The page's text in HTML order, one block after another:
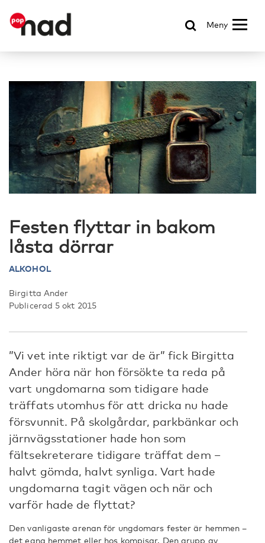
Meny
Festen flyttar in bakom
låsta dörrar
ALKOHOL
Birgitta Ander
Publicerad 5 okt 2015
”Vi vet inte riktigt var de är” fick Birgitta
Ander höra när hon försökte ta reda på
vart ungdomarna som tidigare hade
träffats utomhus för att dricka nu hade
försvunnit. På skolgårdar, parkbänkar och
järnvägsstationer hade hon som
fältsekreterare tidigare träffat dem –
halvt gömda, halvt synliga. Vart hade
ungdomarna tagit vägen och när och
varför hade de flyttat?
Den vanligaste arenan för ungdomars fester är hemmen –
det egna hemmet eller hos kompisar. Den grupp av